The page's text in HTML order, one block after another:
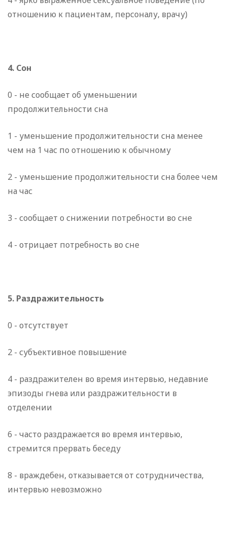
отношению к пациентам, персоналу, врачу)
4. Сон
0 - не сообщает об уменьшении
продолжительности сна
1 - уменьшение продолжительности сна менее
чем на 1 час по отношению к обычному
2 - уменьшение продолжительности сна более чем
на час
3 - сообщает о снижении потребности во сне
4 - отрицает потребность во сне
5. Раздражительность
0 - отсутствует
2 - субъективное повышение
4 - раздражителен во время интервью, недавние
эпизоды гнева или раздражительности в
отделении
6 - часто раздражается во время интервью,
стремится прервать беседу
8 - враждебен, отказывается от сотрудничества,
интервью невозможно